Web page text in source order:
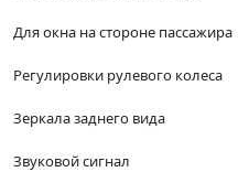
Для окна на стороне пассажира
Регулировки рулевого колеса
Зеркала заднего вида
Звуковой сигнал